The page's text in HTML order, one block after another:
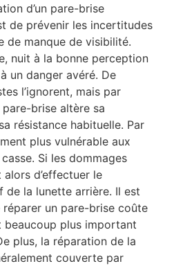
d’un pare-brise
de prévenir les incertitudes
de manque de visibilité.
nuit à la bonne perception
un danger avéré. De
l’ignorent, mais par
brise altère sa
résistance habituelle. Par
plus vulnérable aux
Si les dommages
alors d’effectuer le
de la lunette arrière. Il est
un pare-brise coûte
beaucoup plus important
plus, la réparation de la
couverte par